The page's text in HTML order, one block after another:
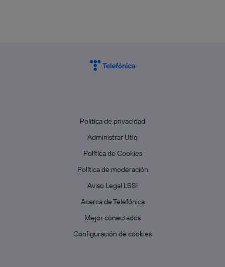
Política de privacidad
Administrar Utiq
Política de Cookies
Política de moderación
Aviso Legal LSSI
Acerca de Telefónica
Mejor conectados
Configuración de cookies